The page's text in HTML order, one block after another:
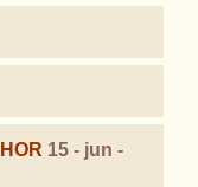
15 - jun -